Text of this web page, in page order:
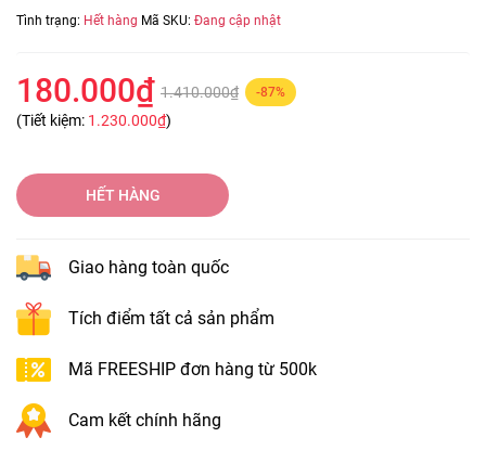
Tình trạng: Hết hàng Mã SKU: Đang cập nhật
180.000₫ 1.410.000₫ -87%
(Tiết kiệm: 1.230.000₫)
HẾT HÀNG
Giao hàng toàn quốc
Tích điểm tất cả sản phẩm
Mã FREESHIP đơn hàng từ 500k
Cam kết chính hãng